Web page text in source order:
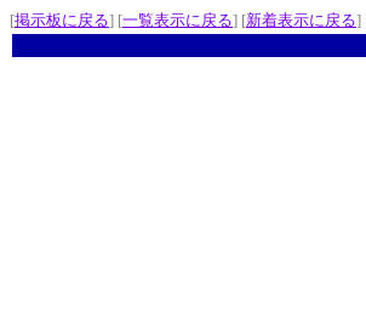
[掲示板に戻る] [一覧表示に戻る] [新着表示に戻る]